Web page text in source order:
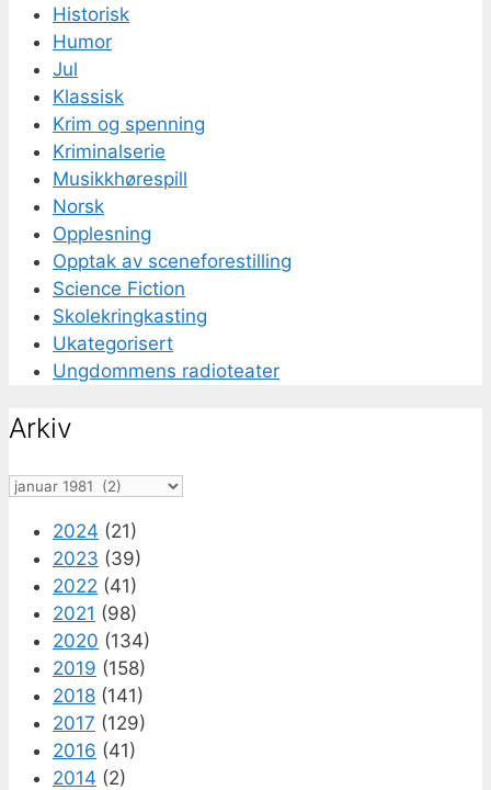
Historisk
Humor
Jul
Klassisk
Krim og spenning
Kriminalserie
Musikkhørespill
Norsk
Opplesning
Opptak av sceneforestilling
Science Fiction
Skolekringkasting
Ukategorisert
Ungdommens radioteater
Arkiv
Arkiv
2024 (21)
2023 (39)
2022 (41)
2021 (98)
2020 (134)
2019 (158)
2018 (141)
2017 (129)
2016 (41)
2014 (2)